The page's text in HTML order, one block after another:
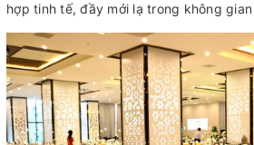
hợp tinh tế, đầy mới lạ trong không